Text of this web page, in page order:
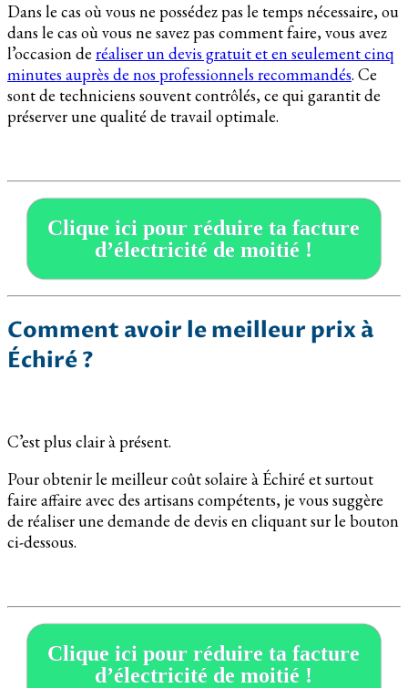
Dans le cas où vous ne possédez pas le temps nécessaire, ou
dans le cas où vous ne savez pas comment faire, vous avez
l’occasion de réaliser un devis gratuit et en seulement cinq
minutes auprès de nos professionnels recommandés. Ce
sont de techniciens souvent contrôlés, ce qui garantit de
préserver une qualité de travail optimale.
Clique ici pour réduire ta facture
d’électricité de moitié !
Comment avoir le meilleur prix à
Échiré ?
C’est plus clair à présent.
Pour obtenir le meilleur coût solaire à Échiré et surtout
faire affaire avec des artisans compétents, je vous suggère
de réaliser une demande de devis en cliquant sur le bouton
ci-dessous.
Clique ici pour réduire ta facture
d’électricité de moitié !